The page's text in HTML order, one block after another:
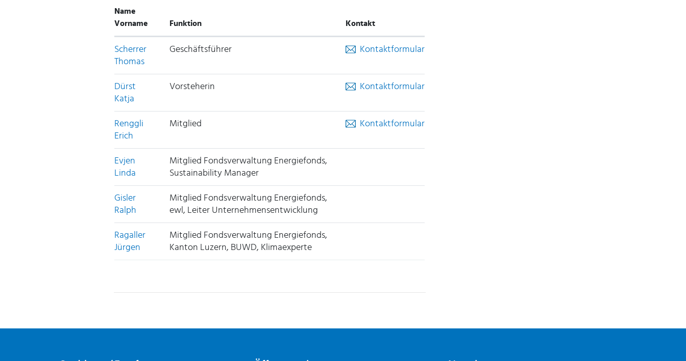
Name
Vorname
Funktion Kontakt
Scherrer
Thomas
Geschäftsführer Kontaktformular
Dürst
Katja
Vorsteherin Kontaktformular
Renggli
Erich
Mitglied Kontaktformular
Evjen
Linda
Mitglied Fondsverwaltung Energiefonds,
Sustainability Manager
Gisler
Ralph
Mitglied Fondsverwaltung Energiefonds,
ewl, Leiter Unternehmensentwicklung
Ragaller
Jürgen
Mitglied Fondsverwaltung Energiefonds,
Kanton Luzern, BUWD, Klimaexperte
Fusszeile